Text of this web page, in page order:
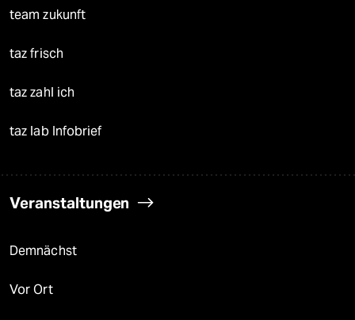
team zukunft
taz frisch
taz zahl ich
taz lab Infobrief
Veranstaltungen
Demnächst
Vor Ort